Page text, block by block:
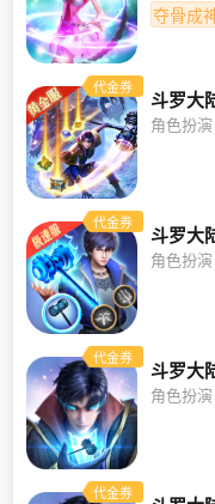
夺骨成
代金券
斗罗大
角色扮演
代金券
斗罗大
角色扮演
代金券
斗罗大
角色扮演
代金券